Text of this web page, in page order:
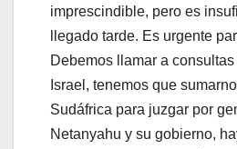
imprescindible, pero es
llegado tarde. Es urgente
Debemos llamar a
Israel, tenemos que
Sudáfrica para juzgar por
Netanyahu y su gobierno,